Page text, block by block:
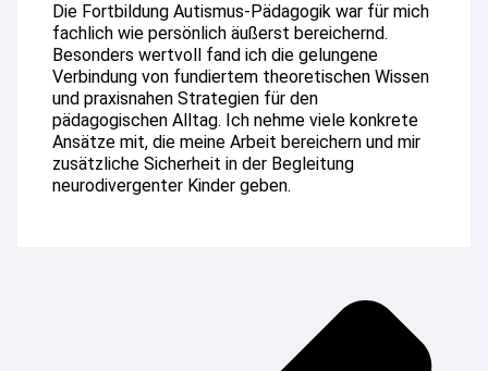
Die Fortbildung Autismus-Pädagogik war für mich
fachlich wie persönlich äußerst bereichernd.
Besonders wertvoll fand ich die gelungene
Verbindung von fundiertem theoretischen Wissen
und praxisnahen Strategien für den
pädagogischen Alltag. Ich nehme viele konkrete
Ansätze mit, die meine Arbeit bereichern und mir
zusätzliche Sicherheit in der Begleitung
neurodivergenter Kinder geben.